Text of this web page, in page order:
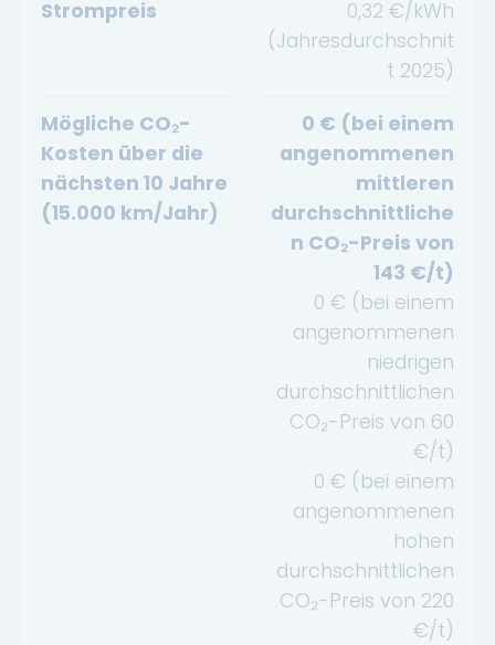
Strompreis 0,32 €/kWh
(Jahresdurchschnit
t 2025)
Mögliche CO₂-
Kosten über die
nächsten 10 Jahre
(15.000 km/Jahr)
0 € (bei einem
angenommenen
mittleren
durchschnittliche
n CO₂-Preis von
143 €/t)
0 € (bei einem
angenommenen
niedrigen
durchschnittlichen
CO₂-Preis von 60
€/t)
0 € (bei einem
angenommenen
hohen
durchschnittlichen
CO₂-Preis von 220
€/t)